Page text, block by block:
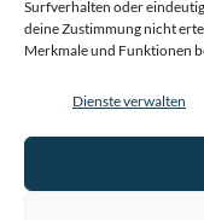
Surfverhalten oder
deine Zustimmung nicht
Merkmale und Funktionen
Dienste verwalten
EINZELBÜROS